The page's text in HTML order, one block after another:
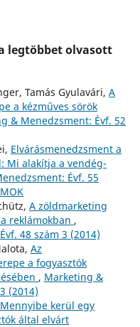
legtöbbet olvasott
Tamás Gyulavári, A
a kézműves sörök
& Menedzsment: Évf. 52
Elvárásmenedzsment a
Mi alakítja a vendég-
Évf. 55
A zöldmarketing
reklámokban ,
48 szám 3 (2014)
Az
a fogyasztók
, Marketing &
(2014)
Mennyibe kerül egy
által elvárt